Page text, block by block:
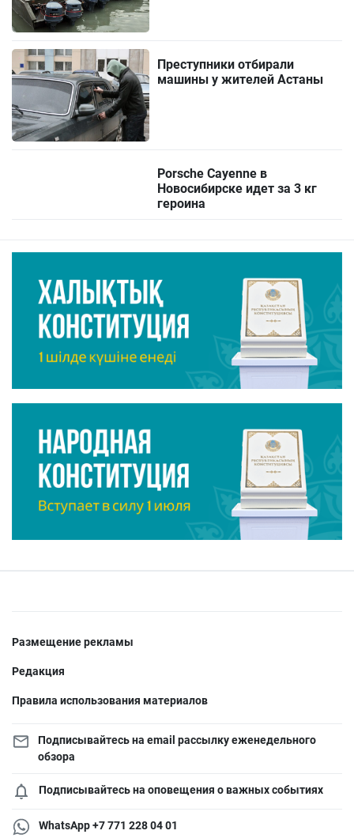
Преступники отбирали
машины у жителей Астаны
Porsche Cayenne в
Новосибирске идет за 3 кг
героина
Размещение рекламы
Редакция
Правила использования материалов
Подписывайтесь на email рассылку еженедельного
обзора
Подписывайтесь на оповещения о важных событиях
WhatsApp +7 771 228 04 01